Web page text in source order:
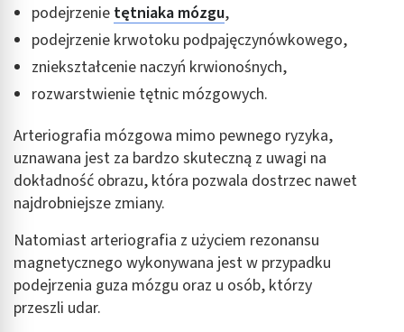
podejrzenie tętniaka mózgu,
podejrzenie krwotoku podpajęczynówkowego,
zniekształcenie naczyń krwionośnych,
rozwarstwienie tętnic mózgowych.
Arteriografia mózgowa mimo pewnego ryzyka,
uznawana jest za bardzo skuteczną z uwagi na
dokładność obrazu, która pozwala dostrzec nawet
najdrobniejsze zmiany.
Natomiast arteriografia z użyciem rezonansu
magnetycznego wykonywana jest w przypadku
podejrzenia guza mózgu oraz u osób, którzy
przeszli udar.